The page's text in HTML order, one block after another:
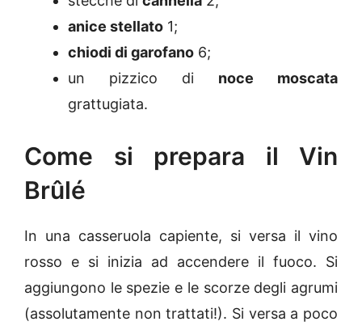
anice stellato 1;
chiodi di garofano 6;
un pizzico di noce moscata
grattugiata.
Come si prepara il Vin
Brûlé
In una casseruola capiente, si versa il vino
rosso e si inizia ad accendere il fuoco. Si
aggiungono le spezie e le scorze degli agrumi
(assolutamente non trattati!). Si versa a poco